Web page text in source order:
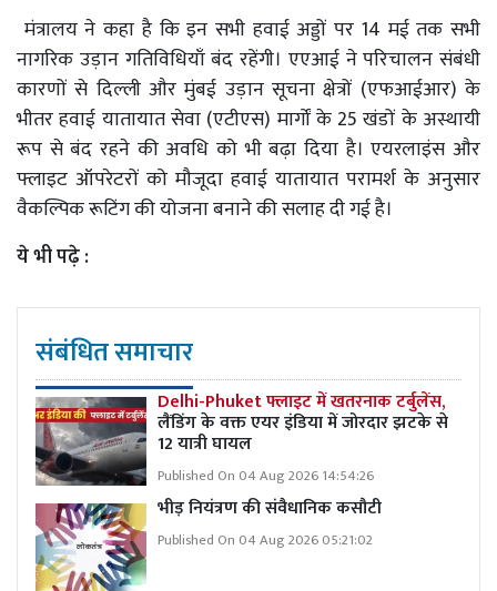
मंत्रालय ने कहा है कि इन सभी हवाई अड्डों पर 14 मई तक सभी
नागरिक उड़ान गतिविधियाँ बंद रहेंगी। एएआई ने परिचालन संबंधी
कारणों से दिल्ली और मुंबई उड़ान सूचना क्षेत्रों (एफआईआर) के
भीतर हवाई यातायात सेवा (एटीएस) मार्गों के 25 खंडों के अस्थायी
रूप से बंद रहने की अवधि को भी बढ़ा दिया है। एयरलाइंस और
फ्लाइट ऑपरेटरों को मौजूदा हवाई यातायात परामर्श के अनुसार
वैकल्पिक रूटिंग की योजना बनाने की सलाह दी गई है।
ये भी पढ़े :
संबंधित समाचार
Delhi-Phuket फ्लाइट में खतरनाक टर्बुलेंस,
लैंडिंग के वक्त एयर इंडिया में जोरदार झटके से
12 यात्री घायल
Published On 04 Aug 2026 14:54:26
भीड़ नियंत्रण की संवैधानिक कसौटी
Published On 04 Aug 2026 05:21:02